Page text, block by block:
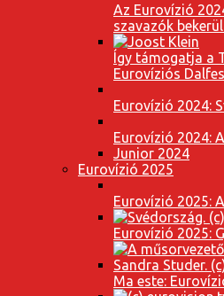
Az Eurovízió
szavazók
Így támogatja a
Eurovíziós
Eurovízió 2024:
Eurovízió 2024:
Junior 2024
Eurovízió 2025
Eurovízió 2025:
Eurovízió 2025:
Ma este: